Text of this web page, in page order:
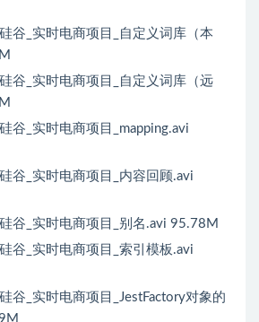
谷_实时电商项目_自定义词库（本
谷_实时电商项目_自定义词库（远
谷_实时电商项目_mapping.avi
谷_实时电商项目_内容回顾.avi
谷_实时电商项目_别名.avi 95.78M
谷_实时电商项目_索引模板.avi
谷_实时电商项目_JestFactory对象的